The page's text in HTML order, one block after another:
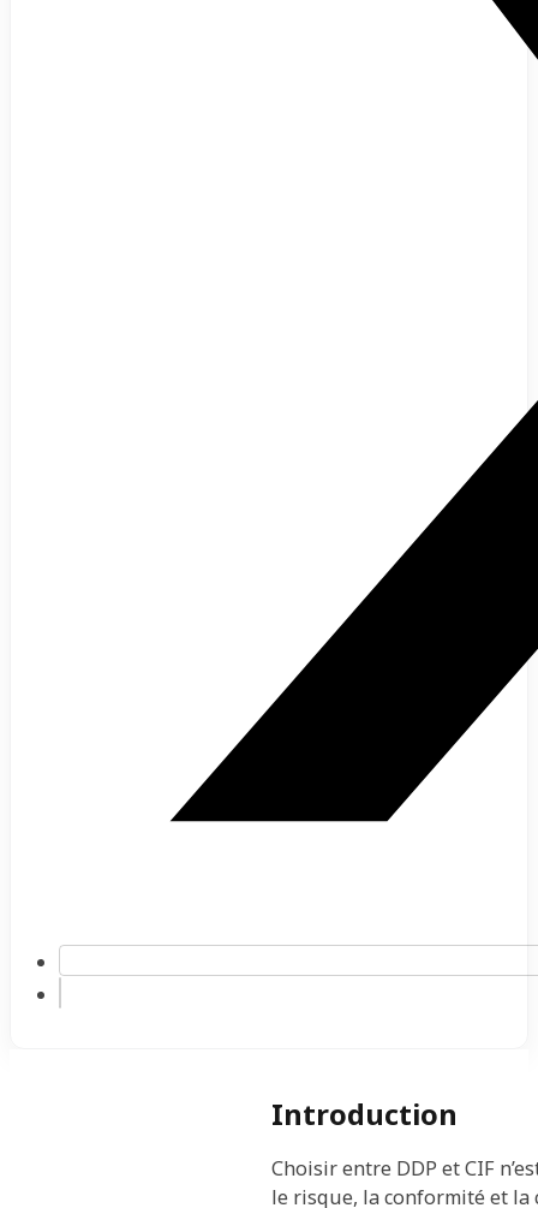
Introduction
Choisir entre DDP et CIF
le risque, la conformité et